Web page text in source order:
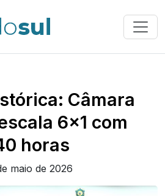
Câmara
6×1 com
horas
maio de 2026